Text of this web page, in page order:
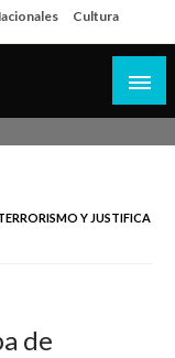
Cultura
Y JUSTIFICA
de